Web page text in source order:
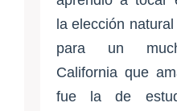
la elección
para un
California que
fue la de